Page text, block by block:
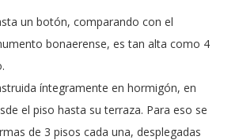
un botón, comparando con el
bonaerense, es tan alta como 4
íntegramente en hormigón, en
el piso hasta su terraza. Para eso se
de 3 pisos cada una, desplegadas